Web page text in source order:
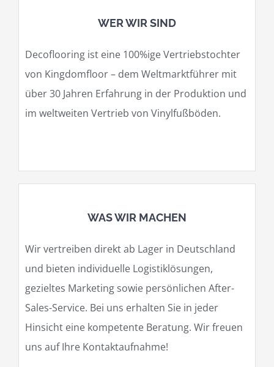
WER WIR SIND
Decoflooring ist eine 100%ige Vertriebstochter
von Kingdomfloor – dem Weltmarktführer mit
über 30 Jahren Erfahrung in der Produktion und
im weltweiten Vertrieb von Vinylfußböden.
WAS WIR MACHEN
Wir vertreiben direkt ab Lager in Deutschland
und bieten individuelle Logistiklösungen,
gezieltes Marketing sowie persönlichen After-
Sales-Service. Bei uns erhalten Sie in jeder
Hinsicht eine kompetente Beratung. Wir freuen
uns auf Ihre Kontaktaufnahme!